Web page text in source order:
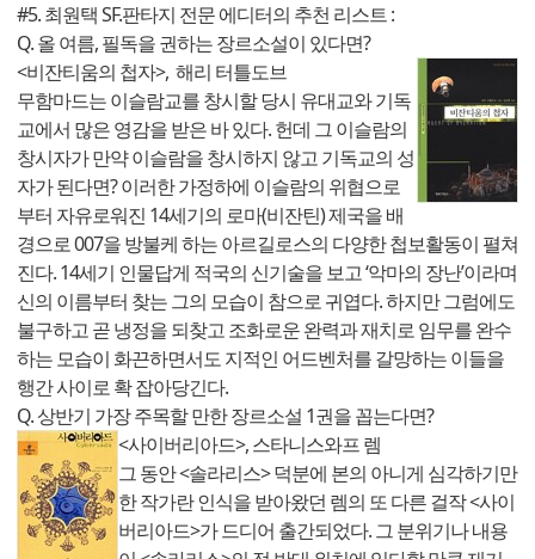
#5. 최원택 SF.판타지 전문 에디터의 추천 리스트 :
Q. 올 여름, 필독을 권하는 장르소설이 있다면?
<비잔티움의 첩자>, 해리 터틀도브
무함마드는 이슬람교를 창시할 당시 유대교와 기독
교에서 많은 영감을 받은 바 있다. 헌데 그 이슬람의
창시자가 만약 이슬람을 창시하지 않고 기독교의 성
자가 된다면? 이러한 가정하에 이슬람의 위협으로
부터 자유로워진 14세기의 로마(비잔틴) 제국을 배
경으로 007을 방불케 하는 아르길로스의 다양한 첩보활동이 펼쳐
진다. 14세기 인물답게 적국의 신기술을 보고 ‘악마의 장난’이라며
신의 이름부터 찾는 그의 모습이 참으로 귀엽다. 하지만 그럼에도
불구하고 곧 냉정을 되찾고 조화로운 완력과 재치로 임무를 완수
하는 모습이 화끈하면서도 지적인 어드벤처를 갈망하는 이들을
행간 사이로 확 잡아당긴다.
Q. 상반기 가장 주목할 만한 장르소설 1권을 꼽는다면?
<사이버리아드>, 스타니스와프 렘
그 동안 <솔라리스> 덕분에 본의 아니게 심각하기만
한 작가란 인식을 받아왔던 렘의 또 다른 걸작 <사이
버리아드>가 드디어 출간되었다. 그 분위기나 내용